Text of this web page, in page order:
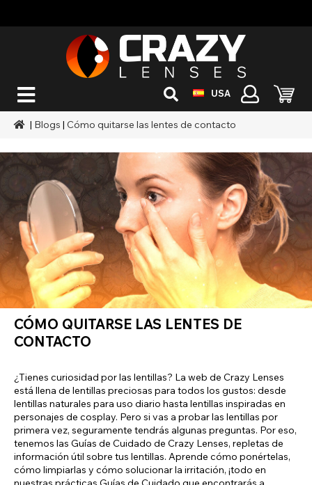
USA
| Blogs | Cómo quitarse las lentes de contacto
CÓMO QUITARSE LAS LENTES DE
CONTACTO
¿Tienes curiosidad por las lentillas? La web de Crazy Lenses
está llena de lentillas preciosas para todos los gustos: desde
lentillas naturales para uso diario hasta lentillas inspiradas en
personajes de cosplay. Pero si vas a probar las lentillas por
primera vez, seguramente tendrás algunas preguntas. Por eso,
tenemos las Guías de Cuidado de Crazy Lenses, repletas de
información útil sobre tus lentillas. Aprende cómo ponértelas,
cómo limpiarlas y cómo solucionar la irritación, ¡todo en